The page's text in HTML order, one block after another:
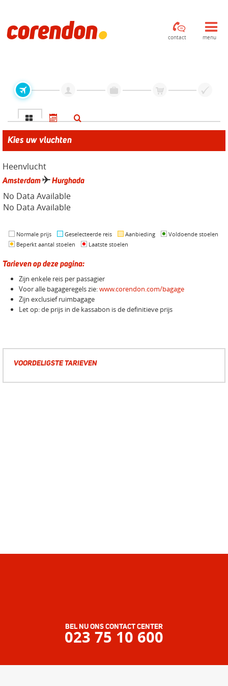
contact menu
Kies uw vluchten
Heenvlucht
Amsterdam Hurghada
No Data Available
No Data Available
Normale prijs Geselecteerde reis Aanbieding
Voldoende stoelen
Beperkt aantal stoelen
Laatste stoelen
Tarieven op deze pagina:
Zijn enkele reis per passagier
Voor alle bagageregels zie:www.corendon.com/bagage
Zijn exclusief ruimbagage
Let op: de prijs in de kassabon is de definitieve prijs
VOORDELIGSTE TARIEVEN
BEL NU ONS CONTACT CENTER
023 75 10 600